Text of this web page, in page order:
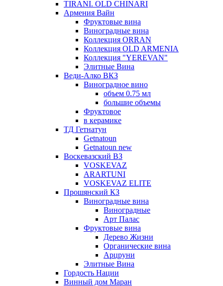
TIRANI. OLD CHINARI
Армения Вайн
Фруктовые вина
Виноградные вина
Коллекция ORRAN
Коллекция OLD ARMENIA
Коллекция "YEREVAN"
Элитные Вина
Веди-Алко ВКЗ
Виноградное вино
объем 0.75 мл
большие объемы
Фруктовое
в керамике
ТД Гетнатун
Getnatoun
Getnatoun new
Воскевазский ВЗ
VOSKEVAZ
ARARTUNI
VOSKEVAZ ELITE
Прошянский КЗ
Виноградные вина
Виноградные
Арт Палас
Фруктовые вина
Дерево Жизни
Органические вина
Арцруни
Элитные Вина
Гордость Нации
Винный дом Маран